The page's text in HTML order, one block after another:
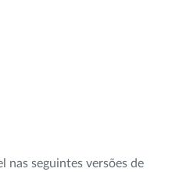
nas seguintes versões de